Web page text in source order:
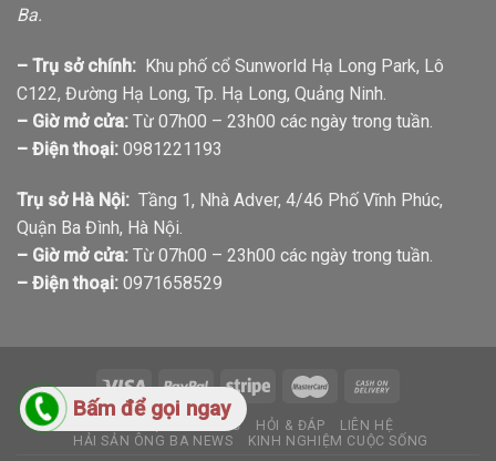
Ba.
– Trụ sở chính: Khu phố cổ Sunworld Hạ Long Park, Lô
C122, Đường Hạ Long, Tp. Hạ Long, Quảng Ninh.
– Giờ mở cửa: Từ 07h00 – 23h00 các ngày trong tuần.
– Điện thoại: 0981221193
Trụ sở Hà Nội: Tầng 1, Nhà Adver, 4/46 Phố Vĩnh Phúc,
Quận Ba Đình, Hà Nội.
– Giờ mở cửa: Từ 07h00 – 23h00 các ngày trong tuần.
– Điện thoại: 0971658529
GIỚI THIỆU TIN TỨC HỎI & ĐÁP
LIÊN HỆ
HẢI SẢN ÔNG BA NEWS
KINH NGHIỆM CUỘC SỐNG
Bấm để gọi ngay